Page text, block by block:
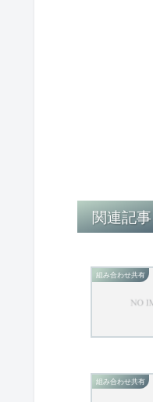
関連記事
組み合わせ共有
組み合わせ共有